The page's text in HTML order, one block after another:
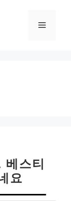
메
스티
요